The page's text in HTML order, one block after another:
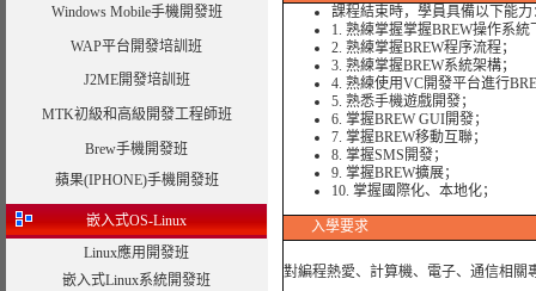
Windows Mobile手機開發班
WAP平台開發培訓班
J2ME開發培訓班
MTK初級和高級開發工程師班
Brew手機開發班
蘋果(IPHONE)手機開發班
嵌入式OS-Linux
Linux應用開發班
嵌入式Linux系統開發班
課程結束時，學員具備以下能力
1. 熟練掌握掌握BREW操作系
2. 熟練掌握BREW程序流程；
3. 熟練掌握BREW系統架構；
4. 熟練使用VC開發平台進行
5. 熟悉手機遊戲開發；
6. 掌握BREW GUI開發；
7. 掌握BREW移動互聯；
8. 掌握SMS開發；
9. 掌握BREW擴展；
10. 掌握國際化、本地化；
入學要求
對編程熱愛、計算機、電子、通信相關